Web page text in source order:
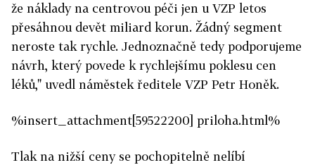
že náklady na centrovou péči jen u VZP letos
přesáhnou devět miliard korun. Žádný segment
neroste tak rychle. Jednoznačně tedy podporujeme
návrh, který povede k rychlejšímu poklesu cen
léků," uvedl náměstek ředitele VZP Petr Honěk.
%insert_attachment[59522200] priloha.html%
Tlak na nižší ceny se pochopitelně nelíbí